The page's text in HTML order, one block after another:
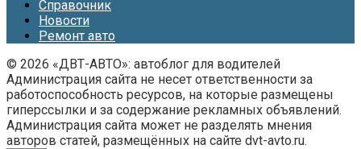
Справочник
Новости
Ремонт авто
© 2026 «ДВТ-АВТО»: автоблог для водителей
Администрация сайта не несет ответственности за
работоспособность ресурсов, на которые размещены
гиперссылки и за содержание рекламных объявлений.
Администрация сайта может не разделять мнения
авторов статей, размещённых на сайте dvt-avto.ru.